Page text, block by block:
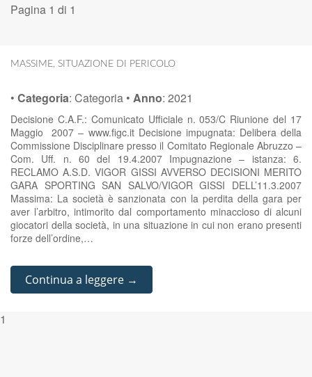
Pagina 1 di 1
MASSIME, SITUAZIONE DI PERICOLO
• Categoria: Categoria • Anno: 2021
Decisione C.A.F.: Comunicato Ufficiale n. 053/C Riunione del 17
Maggio 2007 – www.figc.it Decisione impugnata: Delibera della
Commissione Disciplinare presso il Comitato Regionale Abruzzo –
Com. Uff. n. 60 del 19.4.2007 Impugnazione – istanza: 6.
RECLAMO A.S.D. VIGOR GISSI AVVERSO DECISIONI MERITO
GARA SPORTING SAN SALVO/VIGOR GISSI DELL’11.3.2007
Massima: La società è sanzionata con la perdita della gara per
aver l’arbitro, intimorito dal comportamento minaccioso di alcuni
giocatori della società, in una situazione in cui non erano presenti
forze dell’ordine,…
Continua a leggere →
1